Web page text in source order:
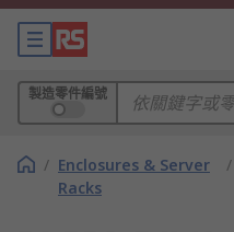
製造零件編號
/ Enclosures & Server
Racks
/